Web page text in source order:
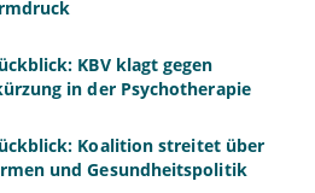
KBV klagt gegen
in der Psychotherapie
Koalition streitet über
und Gesundheitspolitik